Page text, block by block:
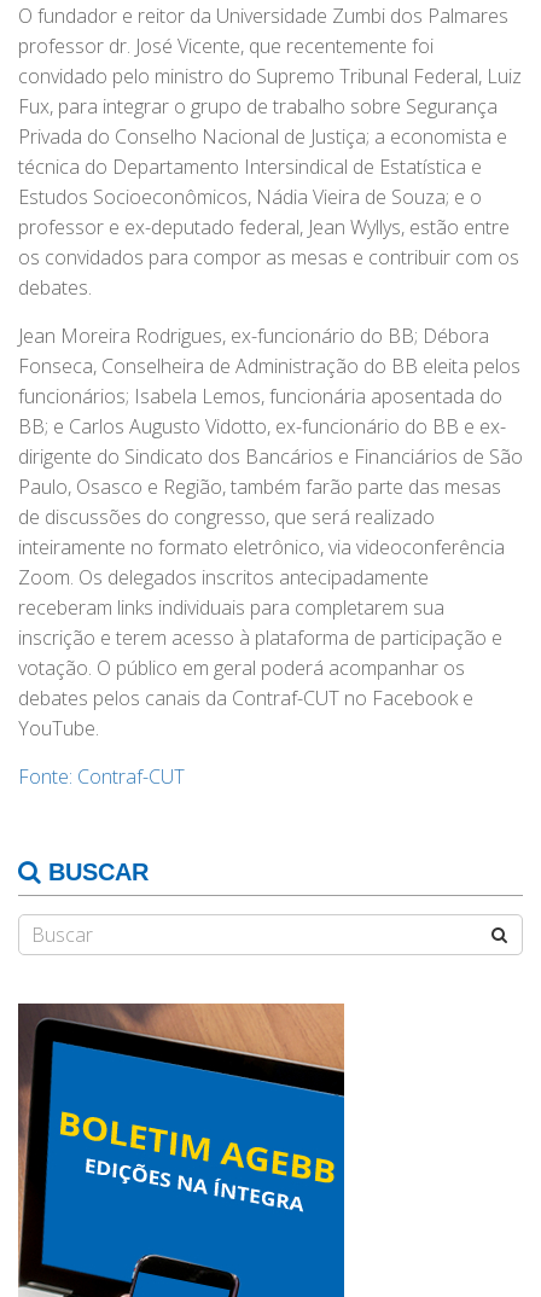
O fundador e reitor da Universidade Zumbi dos Palmares
professor dr. José Vicente, que recentemente foi
convidado pelo ministro do Supremo Tribunal Federal, Luiz
Fux, para integrar o grupo de trabalho sobre Segurança
Privada do Conselho Nacional de Justiça; a economista e
técnica do Departamento Intersindical de Estatística e
Estudos Socioeconômicos, Nádia Vieira de Souza; e o
professor e ex-deputado federal, Jean Wyllys, estão entre
os convidados para compor as mesas e contribuir com os
debates.
Jean Moreira Rodrigues, ex-funcionário do BB; Débora
Fonseca, Conselheira de Administração do BB eleita pelos
funcionários; Isabela Lemos, funcionária aposentada do
BB; e Carlos Augusto Vidotto, ex-funcionário do BB e ex-
dirigente do Sindicato dos Bancários e Financiários de São
Paulo, Osasco e Região, também farão parte das mesas
de discussões do congresso, que será realizado
inteiramente no formato eletrônico, via videoconferência
Zoom. Os delegados inscritos antecipadamente
receberam links individuais para completarem sua
inscrição e terem acesso à plataforma de participação e
votação. O público em geral poderá acompanhar os
debates pelos canais da Contraf-CUT no Facebook e
YouTube.
Fonte: Contraf-CUT
BUSCAR